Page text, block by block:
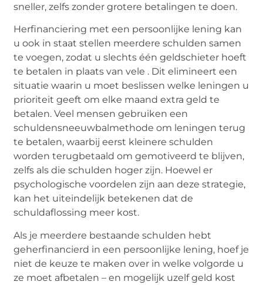
sneller, zelfs zonder grotere betalingen te doen.
Herfinanciering met een persoonlijke lening kan
u ook in staat stellen meerdere schulden samen
te voegen, zodat u slechts één geldschieter hoeft
te betalen in plaats van vele . Dit elimineert een
situatie waarin u moet beslissen welke leningen u
prioriteit geeft om elke maand extra geld te
betalen. Veel mensen gebruiken een
schuldensneeuwbalmethode om leningen terug
te betalen, waarbij eerst kleinere schulden
worden terugbetaald om gemotiveerd te blijven,
zelfs als die schulden hoger zijn. Hoewel er
psychologische voordelen zijn aan deze strategie,
kan het uiteindelijk betekenen dat de
schuldaflossing meer kost.
Als je meerdere bestaande schulden hebt
geherfinancierd in een persoonlijke lening, hoef je
niet de keuze te maken over in welke volgorde u
ze moet afbetalen – en mogelijk uzelf geld kost